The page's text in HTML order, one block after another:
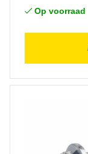
Op voorraad